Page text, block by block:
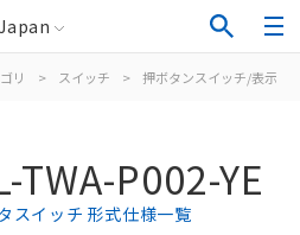
リ > スイッチ > 押ボタンスイッチ/表示灯
TWA-P002-YE
スイッチ 形式仕様一覧